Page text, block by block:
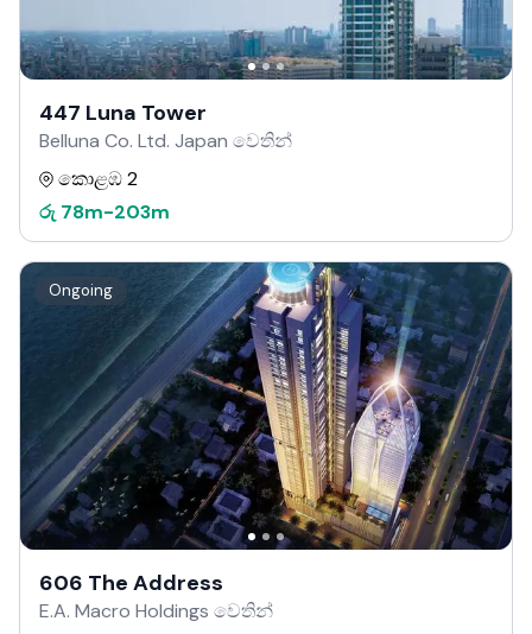
447 Luna Tower
Belluna Co. Ltd. Japan වෙතින්
කොළඹ 2
රු 78m-203m
Ongoing
606 The Address
E.A. Macro Holdings වෙතින්